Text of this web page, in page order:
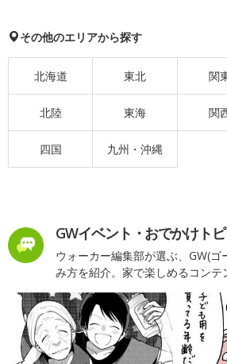
その他のエリアから探す
北海道 東北 関
北陸 東海 関
四国 九州・沖縄
GWイベント・おでかけトピ
ウォーカー編集部が選ぶ、GW(ゴ
み方を紹介。家で楽しめるコンテ